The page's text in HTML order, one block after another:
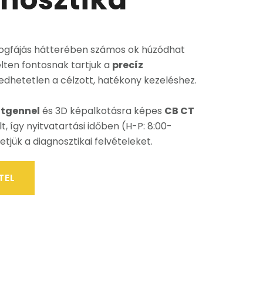
hátterében számos ok húzódhat
fontosnak tartjuk a precíz
a célzott, hatékony kezeléshez.
és 3D képalkotásra képes CB CT
így nyitvatartási időben (H-P: 8:00-
a diagnosztikai felvételeket.